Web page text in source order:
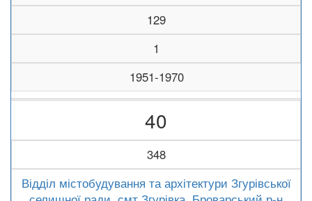
129
1
1951-1970
40
348
Відділ містобудування та архітектури Згурівської